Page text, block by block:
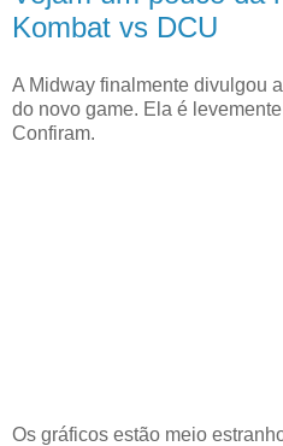
Kombat vs DCU
A Midway finalmente divulgou
do novo game. Ela é
Confiram.
Os gráficos estão meio